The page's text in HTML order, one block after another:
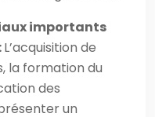
importants
L’acquisition de
la formation du
des
un